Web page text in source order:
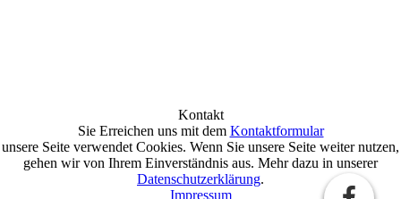
Kontakt
Sie Erreichen uns mit dem Kontaktformular
unsere Seite verwendet Cookies. Wenn Sie unsere Seite weiter nutzen,
gehen wir von Ihrem Einverständnis aus. Mehr dazu in unserer
Datenschutzerklärung.
Impressum